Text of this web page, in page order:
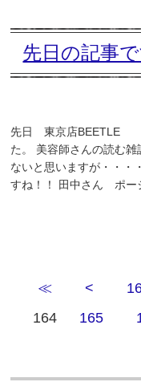
先日の記事
先日 東京店BEETLE
た。 美容師さんの読む
ないと思いますが・・・
すね！！ 田中さん ポー
≪ <
164
165